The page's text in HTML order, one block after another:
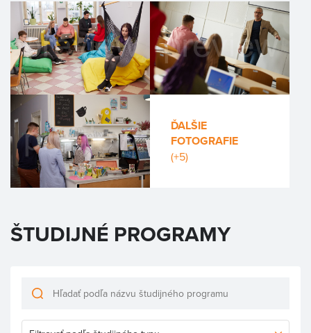
ĎALŠIE
FOTOGRAFIE
(+5)
ŠTUDIJNÉ PROGRAMY